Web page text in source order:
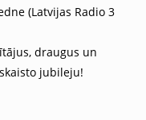
(Latvijas Radio 3
draugus un
jubileju!